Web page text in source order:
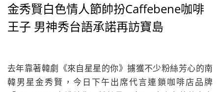
金秀賢白色情人節帥扮Caffebene咖啡
王子 男神秀台語承諾再訪寶島
去年靠著韓劇《來自星星的你》擄獲不少粉絲芳心的南
韓男星金秀賢，今日下午出席代言連鎖咖啡店品牌